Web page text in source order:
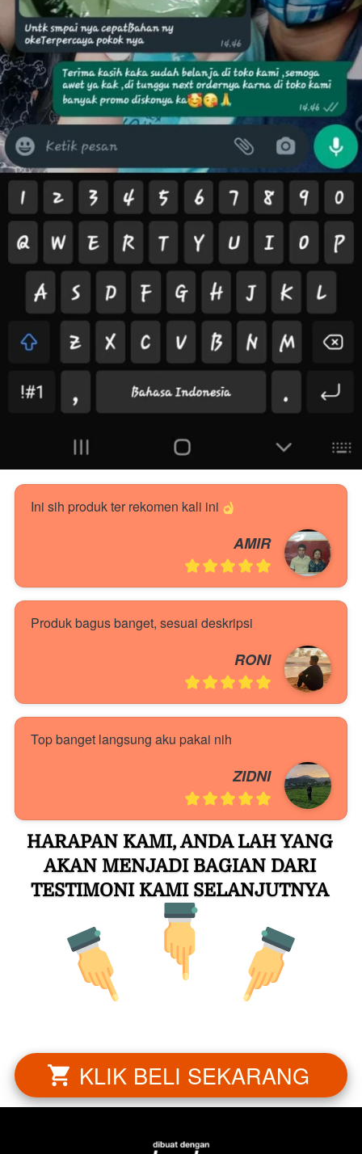
Ini sih produk ter rekomen kali ini
AMIR
Produk bagus banget, sesuai deskripsi
RONI
Top banget langsung aku pakai nih
ZIDNI
HARAPAN KAMI, ANDA LAH YANG
AKAN MENJADI BAGIAN DARI
TESTIMONI KAMI SELANJUTNYA
` KLIK BELI SEKARANG